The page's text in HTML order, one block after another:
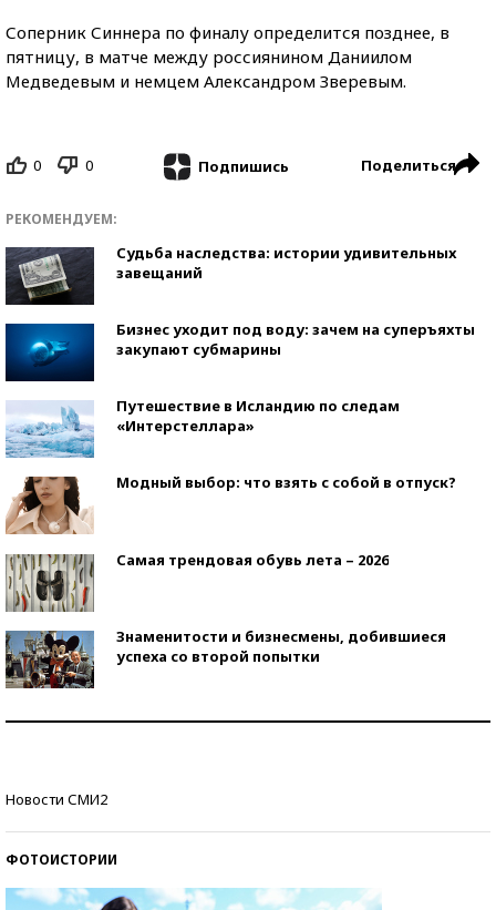
Соперник Синнера по финалу определится позднее, в
пятницу, в матче между россиянином Даниилом
Медведевым и немцем Александром Зверевым.
0 0 Подпишись Поделиться
РЕКОМЕНДУЕМ:
Судьба наследства: истории удивительных
завещаний
Бизнес уходит под воду: зачем на суперъяхты
закупают субмарины
Путешествие в Исландию по следам
«Интерстеллара»
Модный выбор: что взять с собой в отпуск?
Самая трендовая обувь лета – 2026
Знаменитости и бизнесмены, добившиеся
успеха со второй попытки
Новости СМИ2
ФОТОИСТОРИИ